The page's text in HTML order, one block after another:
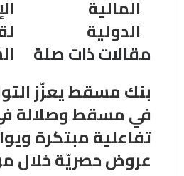
ت
ر
ن
ي
المالية
الدولية
مقالات ذات صلة
بنك مسقط يعزّز
في مسقط وصلالة
تفاعلية مبتكرة
عروض حصريّة خلال